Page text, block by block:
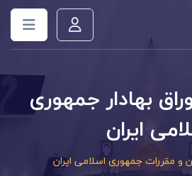
بهادار جمهوری
ایران
و مقررات جمهوری اسلامی ایران